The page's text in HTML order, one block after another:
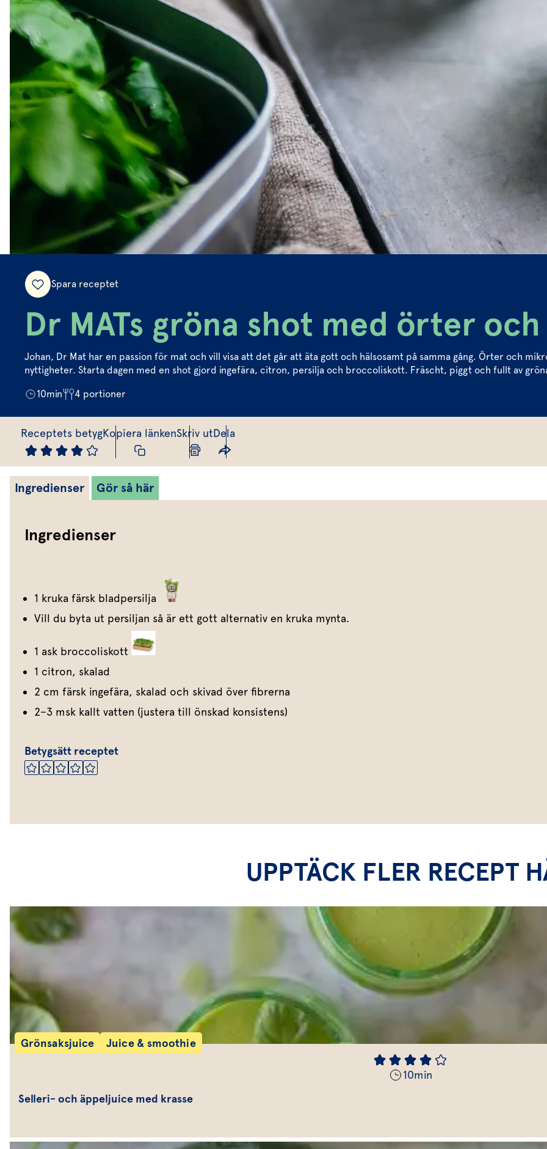
Spara receptet
Dr MATs gröna shot med örter
Johan, Dr Mat har en passion för mat och vill visa att det går att äta gott och hälsosamt på samma gång. Örter och
nyttigheter. Starta dagen med en shot gjord ingefära, citron, persilja och broccoliskott. Fräscht, piggt och fullt av
10min 4 portioner
Receptets betygKopiera länkenSkriv utDela
Ingredienser Gör så här
Ingredienser
1 kruka färsk bladpersilja
Vill du byta ut persiljan så är ett gott alternativ en kruka mynta.
1 ask broccoliskott
1 citron, skalad
2 cm färsk ingefära, skalad och skivad över fibrerna
2–3 msk kallt vatten (justera till önskad konsistens)
Betygsätt receptet
UPPTÄCK FLER RECEPT
Grönsaksjuice Juice & smoothie
10min
Selleri- och äppeljuice med krasse